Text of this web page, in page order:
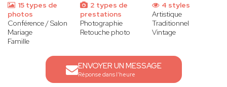
15 types de
photos
Conférence / Salon
Mariage
Famille
2 types de
prestations
Photographie
Retouche photo
4 styles
Artistique
Traditionnel
Vintage
ENVOYER UN MESSAGE
Réponse dans l'heure